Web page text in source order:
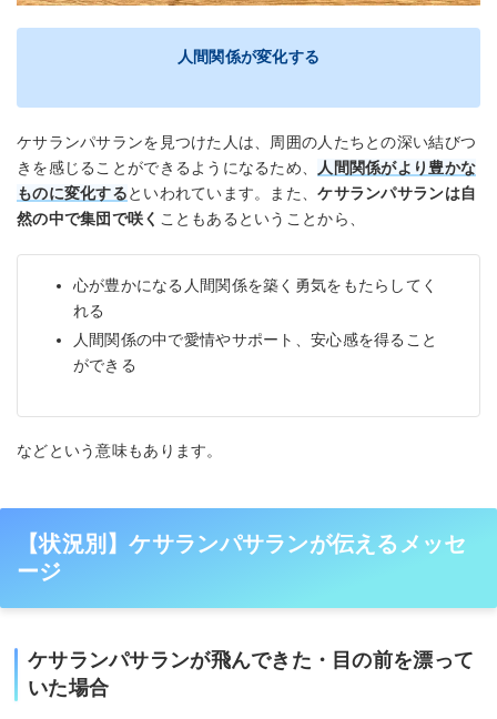
人間関係が変化する
ケサランパサランを見つけた人は、周囲の人たちとの深い結びつ
きを感じることができるようになるため、
人間関係がより豊かな
ものに変化するといわれています。また、ケサランパサランは自
然の中で集団で咲く こともあるということから、
心が豊かになる人間関係を築く勇気をもたらしてく
れる
人間関係の中で愛情やサポート、安心感を得ること
ができる
などという意味もあります。
【状況別】ケサランパサランが伝えるメッセ
ージ
ケサランパサランが飛んできた・目の前を漂って
いた場合